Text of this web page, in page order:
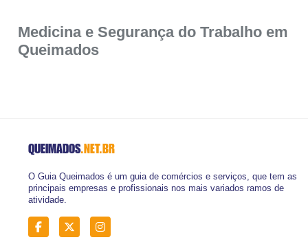
Medicina e Segurança do Trabalho em
Queimados
QUEIMADOS.NET.BR
O Guia Queimados é um guia de comércios e serviços, que tem as
principais empresas e profissionais nos mais variados ramos de
atividade.